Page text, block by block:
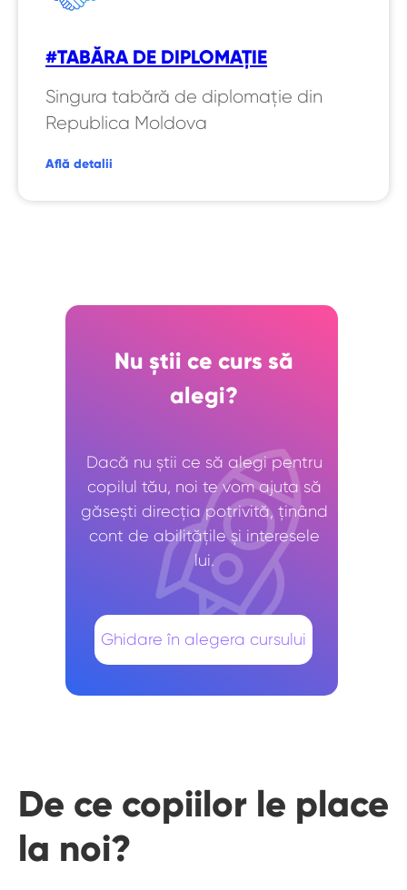
#TABĂRA DE DIPLOMAȚIE
Singura tabără de diplomație din
Republica Moldova
Află detalii
Nu știi ce curs să
alegi?
Dacă nu știi ce să alegi pentru
copilul tău, noi te vom ajuta să
găsești direcția potrivită, ținând
cont de abilitățile și interesele
lui.
Ghidare în alegera cursului
De ce copiilor le place
la noi?